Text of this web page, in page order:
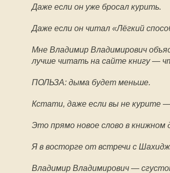
Даже если он уже бросал курить.
Даже если он читал «Лёгкий
Мне Владимир Владимирович
лучше читать на сайте книгу —
ПОЛЬЗА: дыма будет меньше.
Кстати, даже если вы не курите —
Это прямо новое слово в
Я в восторге от встречи с
Владимир Владимирович —